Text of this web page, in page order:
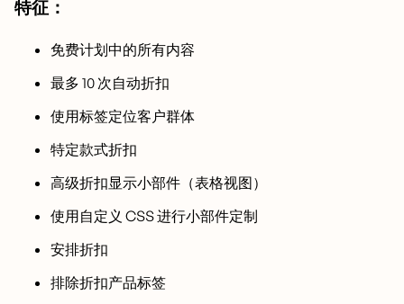
特征：
免费计划中的所有内容
最多 10 次自动折扣
使用标签定位客户群体
特定款式折扣
高级折扣显示小部件（表格视图）
使用自定义 CSS 进行小部件定制
安排折扣
排除折扣产品标签